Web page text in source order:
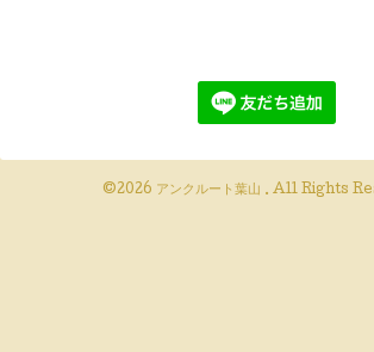
©2026 アンクルート葉山 . All Rights